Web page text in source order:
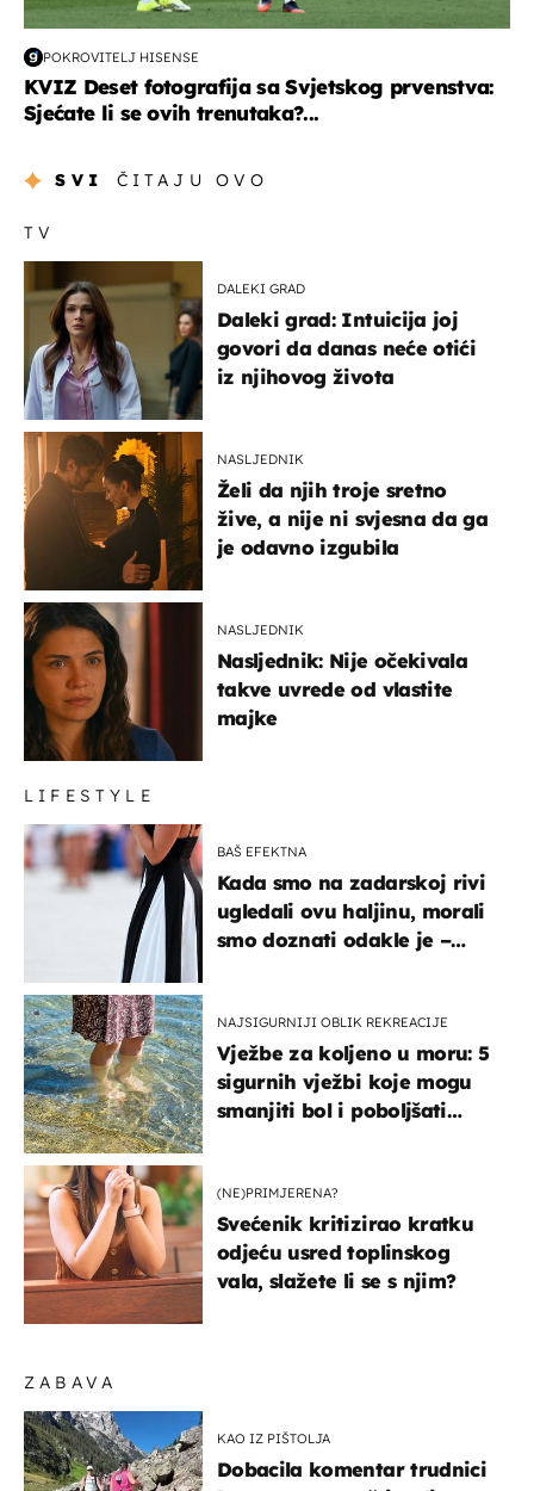
POKROVITELJ HISENSE
KVIZ Deset fotografija sa Svjetskog prvenstva:
Sjećate li se ovih trenutaka?...
SVI ČITAJU OVO
ZABAVA
KAO IZ PIŠTOLJA
Dobacila komentar trudnici
TV
DALEKI GRAD
Daleki grad: Intuicija joj
govori da danas neće otići
iz njihovog života
NASLJEDNIK
Želi da njih troje sretno
žive, a nije ni svjesna da ga
je odavno izgubila
NASLJEDNIK
Nasljednik: Nije očekivala
takve uvrede od vlastite
majke
LIFESTYLE
BAŠ EFEKTNA
Kada smo na zadarskoj rivi
ugledali ovu haljinu, morali
smo doznati odakle je –
NAJSIGURNIJI OBLIK REKREACIJE
Vježbe za koljeno u moru: 5
sigurnih vježbi koje mogu
smanjiti bol i poboljšati
(NE)PRIMJERENA?
Svećenik kritizirao kratku
odjeću usred toplinskog
vala, slažete li se s njim?